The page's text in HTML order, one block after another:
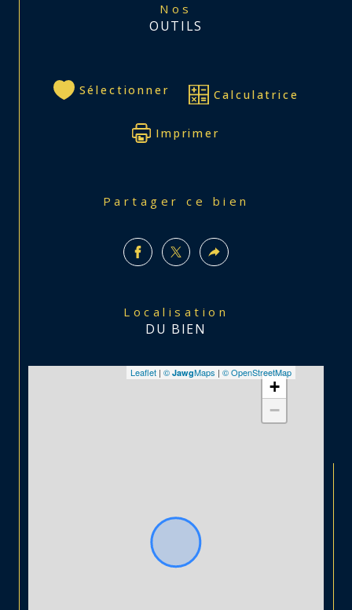
Nos
OUTILS
Sélectionner Calculatrice
Imprimer
Partager ce bien
Localisation
DU BIEN
+
−
Leaflet | © JawgMaps | © OpenStreetMap